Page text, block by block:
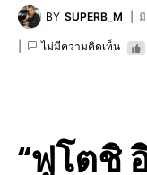
BY SUPERB_M
ไม่มีความคิดเห็น
“ฟูโตชิ